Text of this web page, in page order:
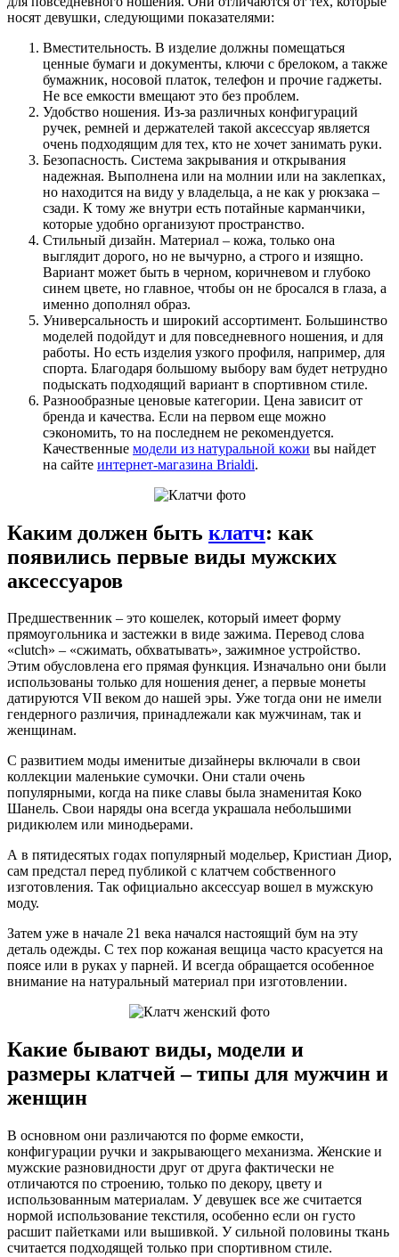
носят девушки, следующими показателями:
Вместительность. В изделие должны помещаться
ценные бумаги и документы, ключи с брелоком, а также
бумажник, носовой платок, телефон и прочие гаджеты.
Не все емкости вмещают это без проблем.
Удобство ношения. Из-за различных конфигураций
ручек, ремней и держателей такой аксессуар является
очень подходящим для тех, кто не хочет занимать руки.
Безопасность. Система закрывания и открывания
надежная. Выполнена или на молнии или на заклепках,
но находится на виду у владельца, а не как у рюкзака –
сзади. К тому же внутри есть потайные карманчики,
которые удобно организуют пространство.
Стильный дизайн. Материал – кожа, только она
выглядит дорого, но не вычурно, а строго и изящно.
Вариант может быть в черном, коричневом и глубоко
синем цвете, но главное, чтобы он не бросался в глаза, а
именно дополнял образ.
Универсальность и широкий ассортимент. Большинство
моделей подойдут и для повседневного ношения, и для
работы. Но есть изделия узкого профиля, например, для
спорта. Благодаря большому выбору вам будет нетрудно
подыскать подходящий вариант в спортивном стиле.
Разнообразные ценовые категории. Цена зависит от
бренда и качества. Если на первом еще можно
сэкономить, то на последнем не рекомендуется.
Качественные модели из натуральной кожи вы найдет
на сайте интернет-магазина Brialdi.
Каким должен быть клатч: как
появились первые виды мужских
аксессуаров
Предшественник – это кошелек, который имеет форму
прямоугольника и застежки в виде зажима. Перевод слова
«clutch» – «сжимать, обхватывать», зажимное устройство.
Этим обусловлена его прямая функция. Изначально они были
использованы только для ношения денег, а первые монеты
датируются VII веком до нашей эры. Уже тогда они не имели
гендерного различия, принадлежали как мужчинам, так и
женщинам.
С развитием моды именитые дизайнеры включали в свои
коллекции маленькие сумочки. Они стали очень
популярными, когда на пике славы была знаменитая Коко
Шанель. Свои наряды она всегда украшала небольшими
ридикюлем или минодьерами.
А в пятидесятых годах популярный модельер, Кристиан Диор,
сам предстал перед публикой с клатчем собственного
изготовления. Так официально аксессуар вошел в мужскую
моду.
Затем уже в начале 21 века начался настоящий бум на эту
деталь одежды. С тех пор кожаная вещица часто красуется на
поясе или в руках у парней. И всегда обращается особенное
внимание на натуральный материал при изготовлении.
Какие бывают виды, модели и
размеры клатчей – типы для мужчин и
женщин
В основном они различаются по форме емкости,
конфигурации ручки и закрывающего механизма. Женские и
мужские разновидности друг от друга фактически не
отличаются по строению, только по декору, цвету и
использованным материалам. У девушек все же считается
нормой использование текстиля, особенно если он густо
расшит пайетками или вышивкой. У сильной половины ткань
считается подходящей только при спортивном стиле.